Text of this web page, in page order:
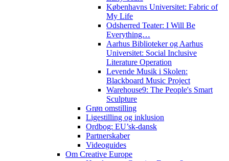
Københavns Universitet: Fabric of
My Life
Odsherred Teater: I Will Be
Everything…
Aarhus Biblioteker og Aarhus
Universitet: Social Inclusive
Literature Operation
Levende Musik i Skolen:
Blackboard Music Project
Warehouse9: The People's Smart
Sculpture
Grøn omstilling
Ligestilling og inklusion
Ordbog: EU’sk-dansk
Partnerskaber
Videoguides
Om Creative Europe